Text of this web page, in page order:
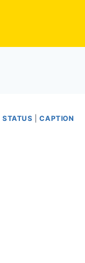
STATUS |CAPTION